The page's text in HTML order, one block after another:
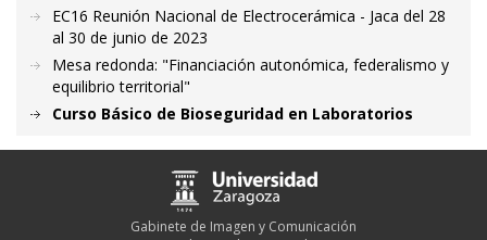
EC16 Reunión Nacional de Electrocerámica - Jaca del 28
al 30 de junio de 2023
Mesa redonda: "Financiación autonómica, federalismo y
equilibrio territorial"
Curso Básico de Bioseguridad en Laboratorios
Gabinete de Imagen y Comunicación